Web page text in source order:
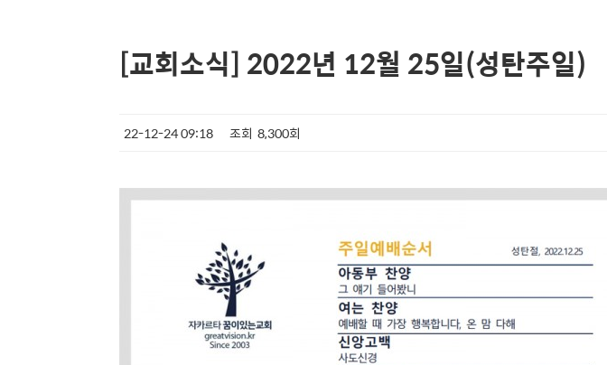
[교회소식] 2022년 12월 25일(성탄주일)
22-12-24 09:18 조회 8,300회